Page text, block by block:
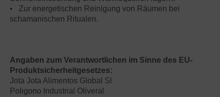
• Zur energetischen Reinigung von Räumen bei
schamanischen Ritualen.
Angaben zum Verantwortlichen im Sinne des EU-
Produktsicherheitgesetzes:
Jota Jota Alimentos Global Sl
Poligono Industrial Oliveral